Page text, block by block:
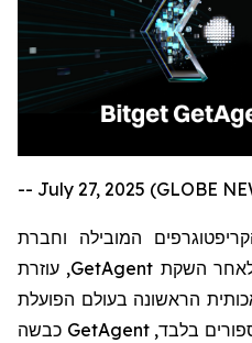
המובילה וחברת
לאחר השקת GetAgent, עוזרת
הראשונה בעולם הפועלת
בלבד,GetAgent כבשה